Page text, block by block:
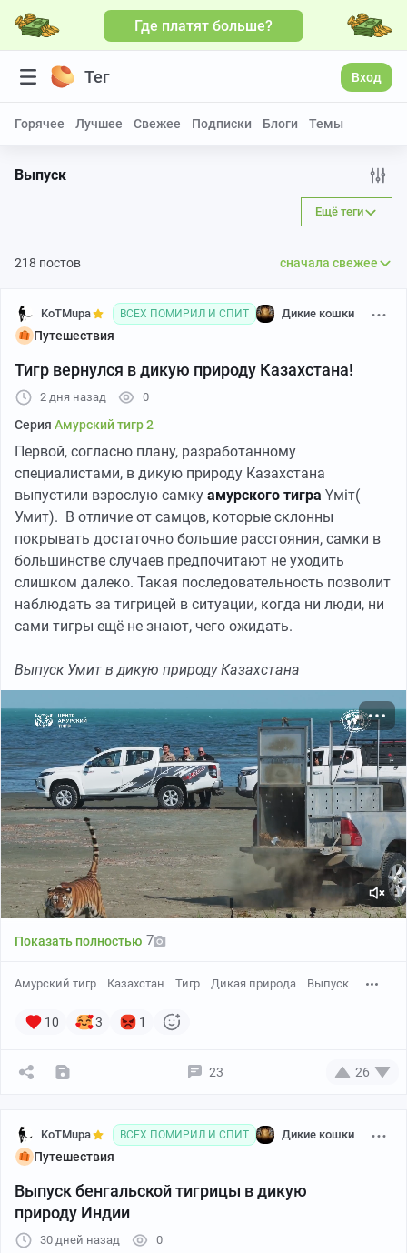
Где платят больше?
Тег Вход
Горячее Лучшее Свежее Подписки Блоги Темы
Выпуск
Ещё теги
218 постов сначала свежее
KoTMupa ВСЕХ ПОМИРИЛ И СПИТ Дикие кошки
Путешествия
Тигр вернулся в дикую природу Казахстана!
2 дня назад 0
Серия Амурский тигр 2
Первой, согласно плану, разработанному
специалистами, в дикую природу Казахстана
выпустили взрослую самку амурского тигра Үміт(
Умит). В отличие от самцов, которые склонны
покрывать достаточно большие расстояния, самки в
большинстве случаев предпочитают не уходить
слишком далеко. Такая последовательность позволит
наблюдать за тигрицей в ситуации, когда ни люди, ни
сами тигры ещё не знают, чего ожидать.
Выпуск Умит в дикую природу Казахстана
Показать полностью 7
Амурский тигр Казахстан Тигр Дикая природа Выпуск
10 3 1
23 26
KoTMupa ВСЕХ ПОМИРИЛ И СПИТ Дикие кошки
Путешествия
Выпуск бенгальской тигрицы в дикую
природу Индии
30 дней назад 0
Больше видео